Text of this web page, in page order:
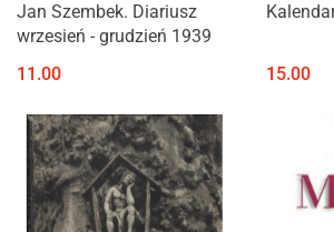
Jan Szembek. Diariusz
wrzesień - grudzień 1939
11.00
15.00